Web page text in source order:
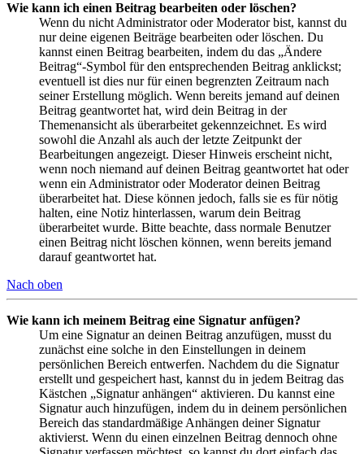
Wie kann ich einen Beitrag bearbeiten oder löschen?
Wenn du nicht Administrator oder Moderator bist, kannst du
nur deine eigenen Beiträge bearbeiten oder löschen. Du
kannst einen Beitrag bearbeiten, indem du das „Ändere
Beitrag“-Symbol für den entsprechenden Beitrag anklickst;
eventuell ist dies nur für einen begrenzten Zeitraum nach
seiner Erstellung möglich. Wenn bereits jemand auf deinen
Beitrag geantwortet hat, wird dein Beitrag in der
Themenansicht als überarbeitet gekennzeichnet. Es wird
sowohl die Anzahl als auch der letzte Zeitpunkt der
Bearbeitungen angezeigt. Dieser Hinweis erscheint nicht,
wenn noch niemand auf deinen Beitrag geantwortet hat oder
wenn ein Administrator oder Moderator deinen Beitrag
überarbeitet hat. Diese können jedoch, falls sie es für nötig
halten, eine Notiz hinterlassen, warum dein Beitrag
überarbeitet wurde. Bitte beachte, dass normale Benutzer
einen Beitrag nicht löschen können, wenn bereits jemand
darauf geantwortet hat.
Nach oben
Wie kann ich meinem Beitrag eine Signatur anfügen?
Um eine Signatur an deinen Beitrag anzufügen, musst du
zunächst eine solche in den Einstellungen in deinem
persönlichen Bereich entwerfen. Nachdem du die Signatur
erstellt und gespeichert hast, kannst du in jedem Beitrag das
Kästchen „Signatur anhängen“ aktivieren. Du kannst eine
Signatur auch hinzufügen, indem du in deinem persönlichen
Bereich das standardmäßige Anhängen deiner Signatur
aktivierst. Wenn du einen einzelnen Beitrag dennoch ohne